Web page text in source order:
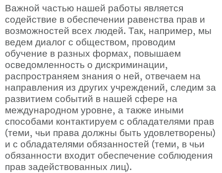
Важной частью нашей работы является
содействие в обеспечении равенства прав и
возможностей всех людей. Так, например, мы
ведем диалог с обществом, проводим
обучение в разных формах, повышаем
осведомленность о дискриминации,
распространяем знания о ней, отвечаем на
направления из других учреждений, следим за
развитием событий в нашей сфере на
международном уровне, а также иными
способами контактируем с обладателями прав
(теми, чьи права должны быть удовлетворены)
и с обладателями обязанностей (теми, в чьи
обязанности входит обеспечение соблюдения
прав задействованных лиц).